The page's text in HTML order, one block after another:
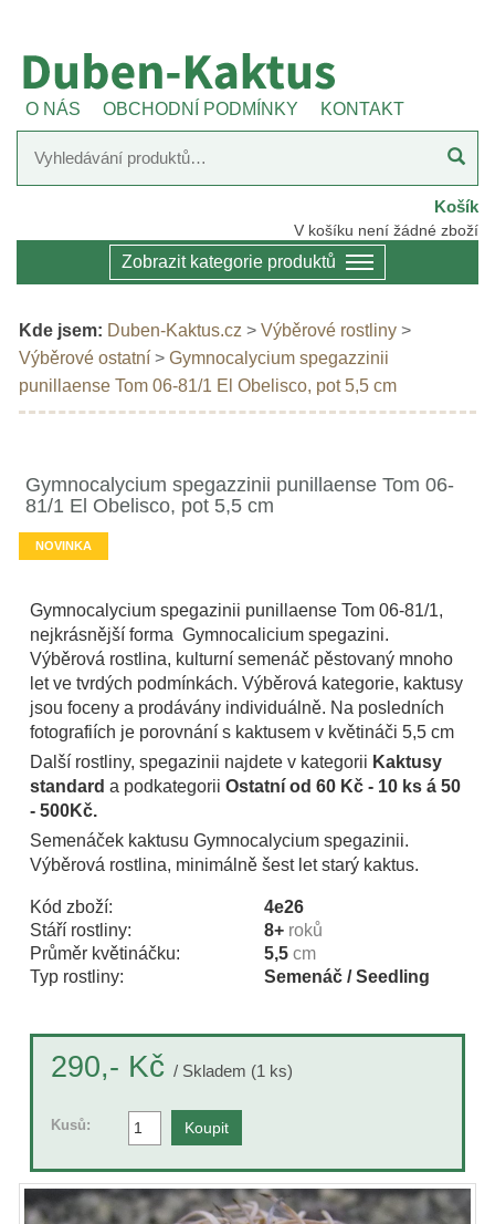
O NÁS OBCHODNÍ PODMÍNKY KONTAKT
Košík
V košíku není žádné zboží
Zobrazit kategorie produktů
Kde jsem: Duben-Kaktus.cz > Výběrové rostliny >
Výběrové ostatní > Gymnocalycium spegazzinii
punillaense Tom 06-81/1 El Obelisco, pot 5,5 cm
Gymnocalycium spegazzinii punillaense Tom 06-
81/1 El Obelisco, pot 5,5 cm
NOVINKA
Gymnocalycium spegazinii punillaense Tom 06-81/1,
nejkrásnější forma Gymnocalicium spegazini.
Výběrová rostlina, kulturní semenáč pěstovaný mnoho
let ve tvrdých podmínkách. Výběrová kategorie, kaktusy
jsou foceny a prodávány individuálně. Na posledních
fotografiích je porovnání s kaktusem v květináči 5,5 cm
Další rostliny, spegazinii najdete v kategorii Kaktusy
standard a podkategorii Ostatní od 60 Kč - 10 ks á 50
- 500Kč.
Semenáček kaktusu Gymnocalycium spegazinii.
Výběrová rostlina, minimálně šest let starý kaktus.
Kód zboží:
4e26
Stáří rostliny:
8+ roků
Průměr květináčku:
5,5 cm
Typ rostliny:
Semenáč / Seedling
290,- Kč / Skladem (1 ks)
Kusů: